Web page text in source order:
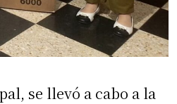
se llevó a cabo a la